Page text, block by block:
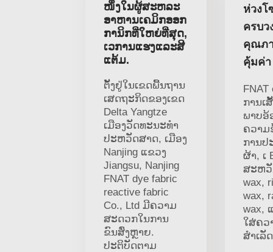
ໜຶ່ງໃນຜູ້ສະຫລະ
ອາຫານເຄມິກອອກ
ການິກທີ່ໃຫຍ່ທີ່ສຸດ,
ເວການແຮງແລະສີ
ແຕ້ມ.
ຕັ້ງຢູ່ໃນເຂດພື້ນຖານ
ເສດຖະກິດຂອງເຂດ
Delta Yangtze
ເມືອງວັດທະນະທໍາ
ປະຫວັດສາດ, ເມືອງ
Nanjing ແຂວງ
Jiangsu, Nanjing
FNAT dye fabric
reactive fabric
Co., Ltd ມີຄວາມ
ສະດວກໃນການ
ຂົນສົ່ງຫຼາຍ.
ປະຕິບັດຕາມ
ห่วง
ครบว
คุณภ
คุ้มค่า
FNAT
ການເ
ພາບອ້
ຄວາມ
ການປ
ຜ້າ, ເ
ສະຫວັ
wax,
wax,
wax,
ໃສ່ຄວ
ສຳເລັ